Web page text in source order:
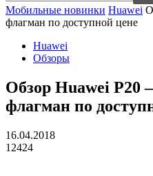
Мобильные новинки Huawei
флагман по доступной цене
Huawei
Обзоры
Обзор Huawei P20
флагман по
16.04.2018
12424